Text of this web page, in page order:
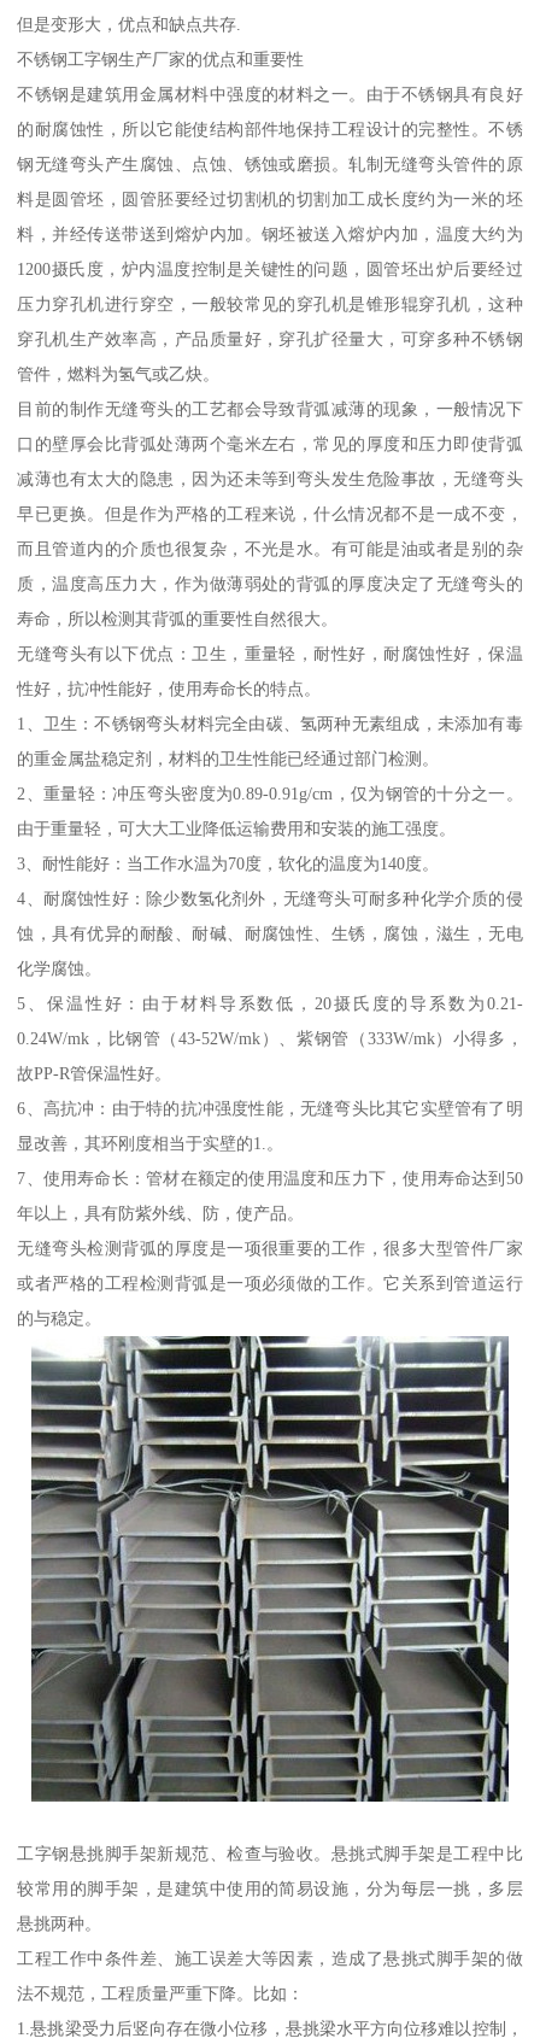
但是变形大，优点和缺点共存.
不锈钢工字钢生产厂家的优点和重要性
不锈钢是建筑用金属材料中强度的材料之一。由于不锈钢具有良好
的耐腐蚀性，所以它能使结构部件地保持工程设计的完整性。不锈
钢无缝弯头产生腐蚀、点蚀、锈蚀或磨损。轧制无缝弯头管件的原
料是圆管坯，圆管胚要经过切割机的切割加工成长度约为一米的坯
料，并经传送带送到熔炉内加。钢坯被送入熔炉内加，温度大约为
1200摄氏度，炉内温度控制是关键性的问题，圆管坯出炉后要经过
压力穿孔机进行穿空，一般较常见的穿孔机是锥形辊穿孔机，这种
穿孔机生产效率高，产品质量好，穿孔扩径量大，可穿多种不锈钢
管件，燃料为氢气或乙炔。
目前的制作无缝弯头的工艺都会导致背弧减薄的现象，一般情况下
口的壁厚会比背弧处薄两个毫米左右，常见的厚度和压力即使背弧
减薄也有太大的隐患，因为还未等到弯头发生危险事故，无缝弯头
早已更换。但是作为严格的工程来说，什么情况都不是一成不变，
而且管道内的介质也很复杂，不光是水。有可能是油或者是别的杂
质，温度高压力大，作为做薄弱处的背弧的厚度决定了无缝弯头的
寿命，所以检测其背弧的重要性自然很大。
无缝弯头有以下优点：卫生，重量轻，耐性好，耐腐蚀性好，保温
性好，抗冲性能好，使用寿命长的特点。
1、卫生：不锈钢弯头材料完全由碳、氢两种无素组成，未添加有毒
的重金属盐稳定剂，材料的卫生性能已经通过部门检测。
2、重量轻：冲压弯头密度为0.89-0.91g/cm，仅为钢管的十分之一。
由于重量轻，可大大工业降低运输费用和安装的施工强度。
3、耐性能好：当工作水温为70度，软化的温度为140度。
4、耐腐蚀性好：除少数氢化剂外，无缝弯头可耐多种化学介质的侵
蚀，具有优异的耐酸、耐碱、耐腐蚀性、生锈，腐蚀，滋生，无电
化学腐蚀。
5、保温性好：由于材料导系数低，20摄氏度的导系数为0.21-
0.24W/mk，比钢管（43-52W/mk）、紫钢管（333W/mk）小得多，
故PP-R管保温性好。
6、高抗冲：由于特的抗冲强度性能，无缝弯头比其它实壁管有了明
显改善，其环刚度相当于实壁的1.。
7、使用寿命长：管材在额定的使用温度和压力下，使用寿命达到50
年以上，具有防紫外线、防，使产品。
无缝弯头检测背弧的厚度是一项很重要的工作，很多大型管件厂家
或者严格的工程检测背弧是一项必须做的工作。它关系到管道运行
的与稳定。
工字钢悬挑脚手架新规范、检查与验收。悬挑式脚手架是工程中比
较常用的脚手架，是建筑中使用的简易设施，分为每层一挑，多层
悬挑两种。
工程工作中条件差、施工误差大等因素，造成了悬挑式脚手架的做
法不规范，工程质量严重下降。比如：
1.悬挑梁受力后竖向存在微小位移，悬挑梁水平方向位移难以控制，